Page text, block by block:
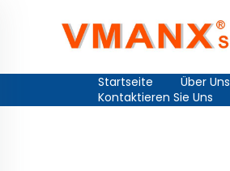
Startseite Über Uns
Kontaktieren Sie Uns